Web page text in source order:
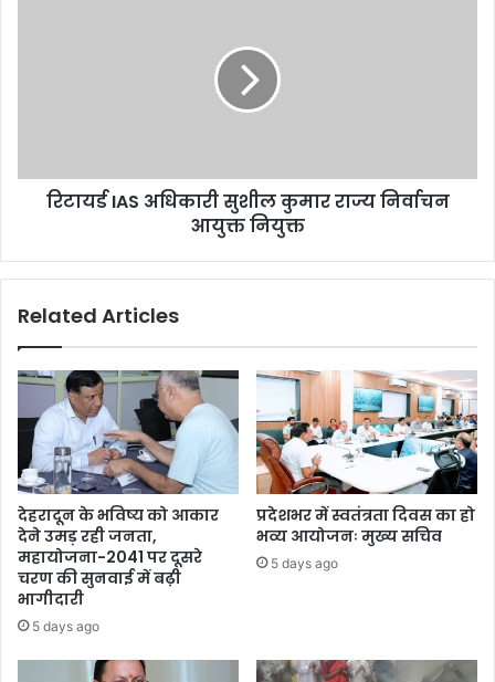
रिटायर्ड IAS अधिकारी सुशील कुमार राज्य निर्वाचन
आयुक्त नियुक्त
Related Articles
देहरादून के भविष्य को आकार
देने उमड़ रही जनता,
महायोजना-2041 पर दूसरे
चरण की सुनवाई में बढ़ी
भागीदारी
5 days ago
प्रदेशभर में स्वतंत्रता दिवस का हो
भव्य आयोजनः मुख्य सचिव
5 days ago